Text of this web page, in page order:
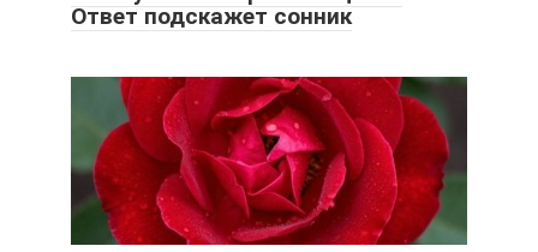
Ответ подскажет сонник